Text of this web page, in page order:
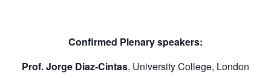
Confirmed Plenary speakers:
Prof.Jorge Diaz-Cintas, University College, London